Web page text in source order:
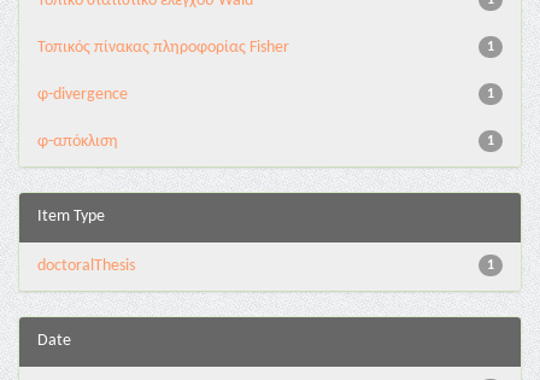
1
Τοπικός πίνακας πληροφορίας Fisher
1
φ-divergence
1
φ-απόκλιση
Item Type
1
doctoralThesis
Date